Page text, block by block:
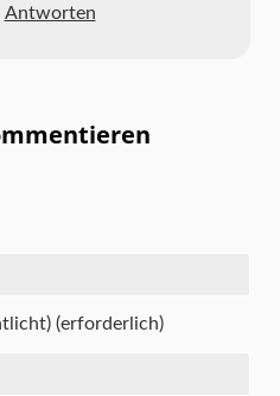
Antworten
(erforderlich)